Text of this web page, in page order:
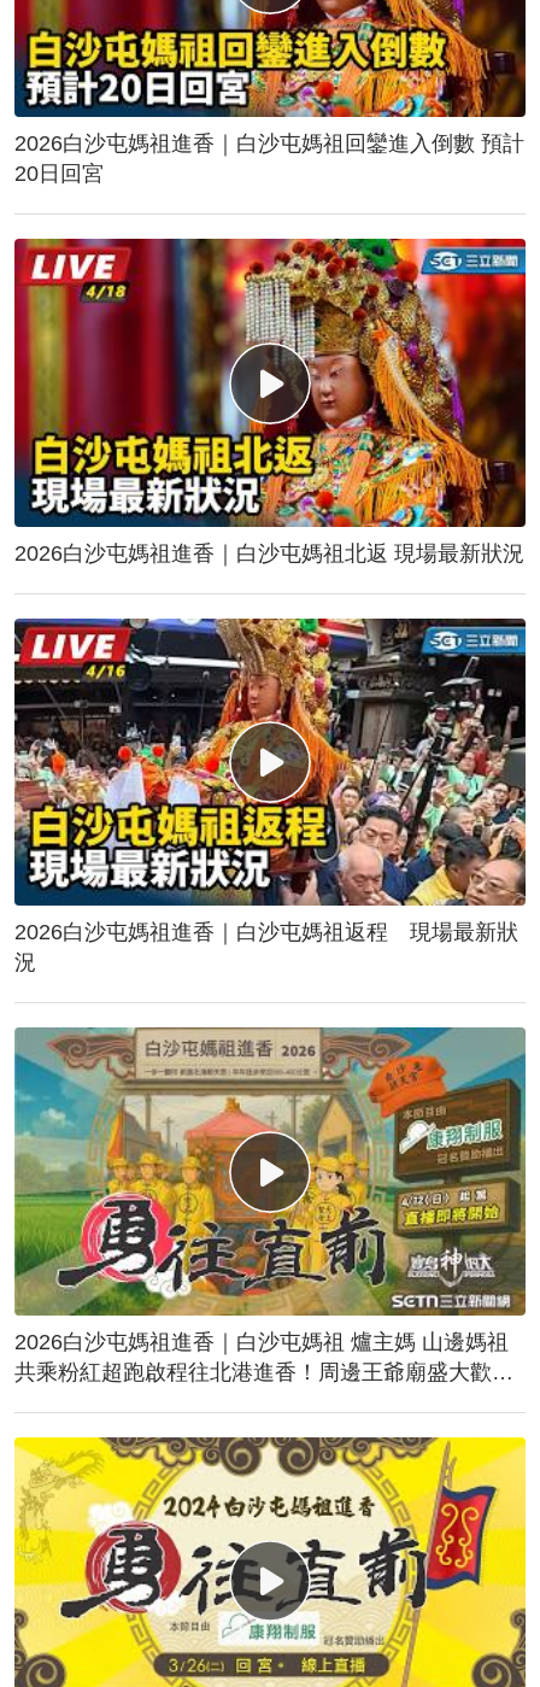
2026白沙屯媽祖進香｜白沙屯媽祖回鑾進入倒數 預計
20日回宮
2026白沙屯媽祖進香｜白沙屯媽祖北返 現場最新狀況
2026白沙屯媽祖進香｜白沙屯媽祖返程 現場最新狀
況
2026白沙屯媽祖進香｜白沙屯媽祖 爐主媽 山邊媽祖
共乘粉紅超跑啟程往北港進香！周邊王爺廟盛大歡